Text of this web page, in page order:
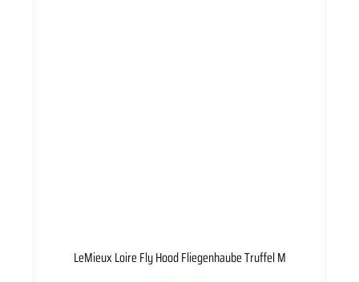
LeMieux Loire Fly Hood Fliegenhaube Truffel M